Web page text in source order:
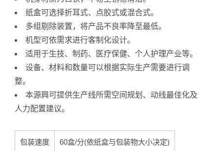
纸盒可选择折耳式、点胶式或混合式。
多组剔除装置，将产品不良率降至最低。
机型可依需求进行客制化设计。
适用于生技、制药、医疗保健、个人护理产业等。
设备、材料和数量可以根据实际生产需要进行调
整。
本源興可提供生产线所需空间规划、动线最佳化及
人力配置建议。
包装速度 60盒/分(依纸盒与包装物大小决定)